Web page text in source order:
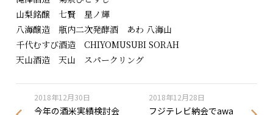
山梨銘醸 七賢 星ノ輝
八海醸造 瓶内二次発酵酒 あわ 八海山
千代むすび酒造 CHIYOMUSUBI SORAH
天山酒造 天山 スパークリング
2018年12月30日
今年の酒米実績検討会
2018年12月28日
フジテレビ納会でawa